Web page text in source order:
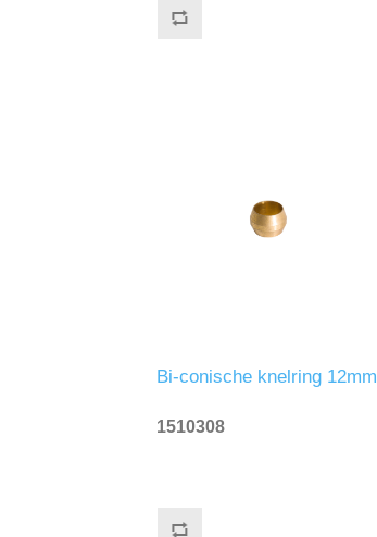
Bi-conische knelring 12mm
1510308